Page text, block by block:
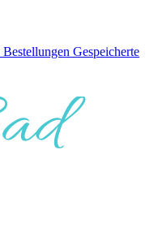
Bestellungen Gespeicherte